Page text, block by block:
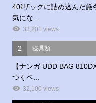
40ℓザックに詰め込んだ厳
気にな...
33,201 views
2 寝具類
【ナンガ UDD BAG
つくベ...
32,100 views